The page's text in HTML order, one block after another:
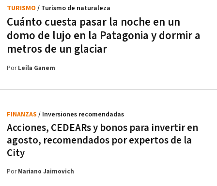
Cuánto cuesta pasar la noche en un
domo de lujo en la Patagonia y dormir a
metros de un glaciar
TURISMO / Turismo de naturaleza
PorLeila Ganem
Acciones, CEDEARs y bonos para invertir en
agosto, recomendados por expertos de la
City
FINANZAS / Inversiones recomendadas
PorMariano Jaimovich